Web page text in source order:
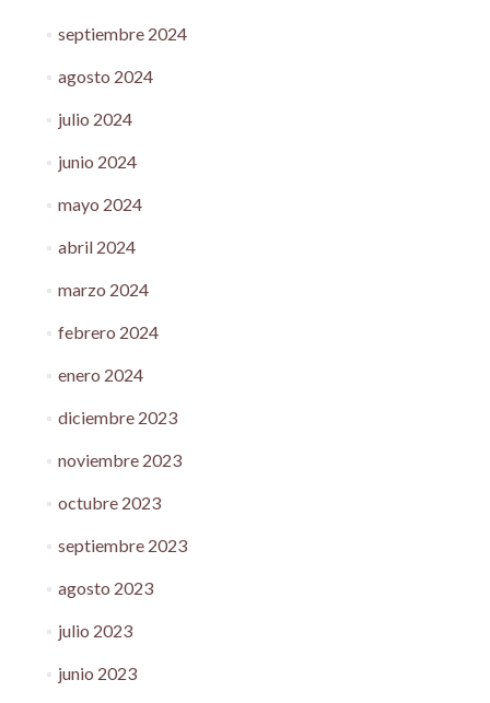
septiembre 2024
agosto 2024
julio 2024
junio 2024
mayo 2024
abril 2024
marzo 2024
febrero 2024
enero 2024
diciembre 2023
noviembre 2023
octubre 2023
septiembre 2023
agosto 2023
julio 2023
junio 2023